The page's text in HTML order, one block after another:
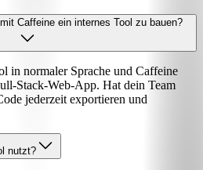
Caffeine ein internes Tool zu bauen?
in normaler Sprache und Caffeine
Stack-Web-App. Hat dein Team
jederzeit exportieren und
nutzt?